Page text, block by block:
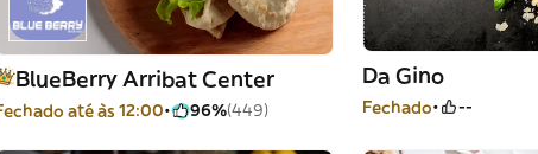
BlueBerry Arribat Center
até às 12:00 96%(449)
Da Gino
Fechado --